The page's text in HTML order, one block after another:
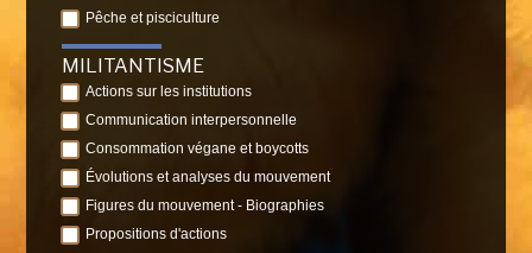
Pêche et pisciculture
MILITANTISME
Actions sur les institutions
Communication interpersonnelle
Consommation végane et boycotts
Évolutions et analyses du mouvement
Figures du mouvement - Biographies
Propositions d'actions